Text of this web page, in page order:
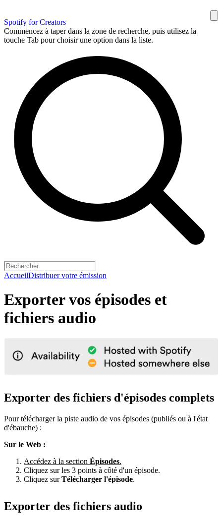
Spotify for Creators
Commencez à taper dans la zone de recherche, puis utilisez la
touche Tab pour choisir une option dans la liste.
AccueilDistribuer votre émission
Exporter vos épisodes et
fichiers audio
Exporter des fichiers d'épisodes complets
Pour télécharger la piste audio de vos épisodes (publiés ou à l'état
d'ébauche) :
Sur le Web :
Accédez à la section Épisodes.
Cliquez sur les 3 points à côté d'un épisode.
Cliquez surTélécharger l'épisode.
Exporter des fichiers audio